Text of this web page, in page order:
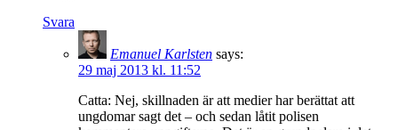
Svara
Emanuel Karlsten says:
29 maj 2013 kl. 11:52
Catta: Nej, skillnaden är att medier har berättat att
ungdomar sagt det – och sedan låtit polisen